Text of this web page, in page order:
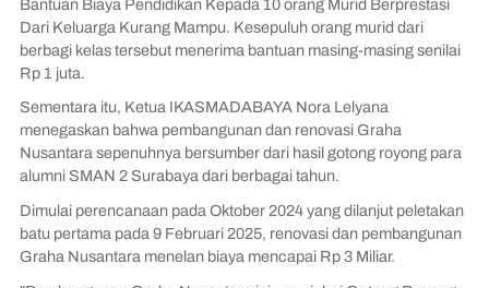
Bantuan Biaya Pendidikan Kepada 10 orang Murid Berprestasi
Dari Keluarga Kurang Mampu. Kesepuluh orang murid dari
berbagi kelas tersebut menerima bantuan masing-masing senilai
Rp 1 juta.
Sementara itu, Ketua IKASMADABAYA Nora Lelyana
menegaskan bahwa pembangunan dan renovasi Graha
Nusantara sepenuhnya bersumber dari hasil gotong royong para
alumni SMAN 2 Surabaya dari berbagai tahun.
Dimulai perencanaan pada Oktober 2024 yang dilanjut peletakan
batu pertama pada 9 Februari 2025, renovasi dan pembangunan
Graha Nusantara menelan biaya mencapai Rp 3 Miliar.